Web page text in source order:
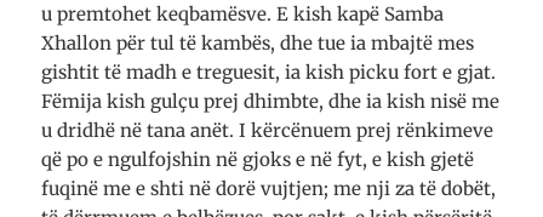
u premtohet keqbamësve. E kish kapë Samba
Xhallon për tul të kambës, dhe tue ia mbajtë mes
gishtit të madh e treguesit, ia kish picku fort e gjat.
Fëmija kish gulçu prej dhimbte, dhe ia kish nisë me
u dridhë në tana anët. I kërcënuem prej rënkimeve
që po e ngulfojshin në gjoks e në fyt, e kish gjetë
fuqinë me e shti në dorë vujtjen; me nji za të dobët,